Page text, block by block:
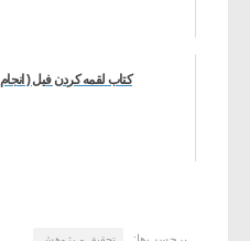
کتاب لقمه کردن فیل (